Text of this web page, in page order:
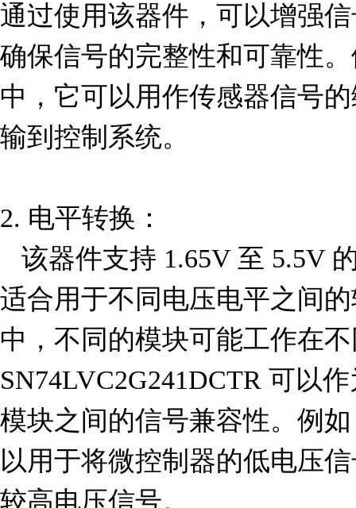
通过使用该器件，可以增强
确保信号的完整性和可靠性
中，它可以用作传感器信号
输到控制系统。
2. 电平转换：
适合用于不同电压电平之间
中，不同的模块可能工作在
SN74LVC2G241DCTR 可以
模块之间的信号兼容性。例
以用于将微控制器的低电压
较高电压信号。